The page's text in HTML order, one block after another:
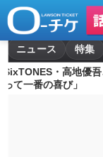
ニュース 特集
SixTONES・高地優
って一番の喜び」